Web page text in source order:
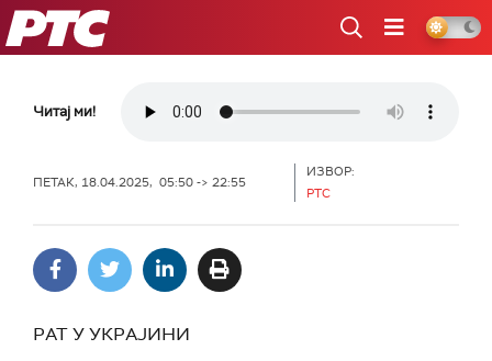
РТС
Читај ми!
ПЕТАК, 18.04.2025, 05:50 -> 22:55
ИЗВОР:
РТС
РАТ У УКРАЈИНИ